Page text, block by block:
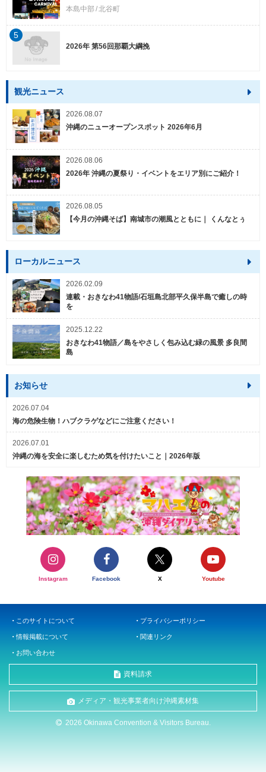
本島中部 北谷町
2026年 第56回那覇大綱挽
5
観光ニュース
2026.08.07
沖縄のニューオープンスポット 2026年6月
2026.08.06
2026年 沖縄の夏祭り・イベントをエリア別にご紹介！
2026.08.05
【今月の沖縄そば】南城市の潮風とともに｜ くんなとぅ
ローカルニュース
2026.02.09
連載・おきなわ41物語/石垣島北部平久保半島で癒しの時
を
2025.12.22
おきなわ41物語／島をやさしく包み込む緑の風景 多良間
島
お知らせ
2026.07.04
海の危険生物！ハブクラゲなどにご注意ください！
2026.07.01
沖縄の海を安全に楽しむため気を付けたいこと｜2026年版
Instagram Facebook X Youtube
このサイトについて プライバシーポリシー
情報掲載について 関連リンク
お問い合わせ
資料請求
メディア・観光事業者向け沖縄素材集
2026 Okinawa Convention & Visitors Bureau.